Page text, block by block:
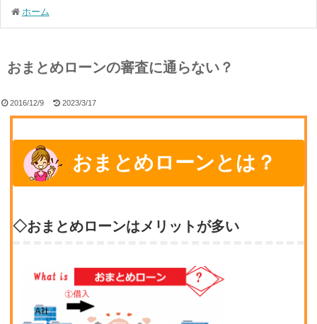
ホーム
おまとめローンの審査に通らない？
2016/12/9 2023/3/17
おまとめローンとは？
◇おまとめローンはメリットが多い